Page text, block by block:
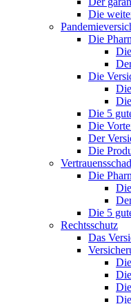
Die
Die
Die
Die 5
Die
Der
Die
Die
Die 5
Rechtsschutz
Das